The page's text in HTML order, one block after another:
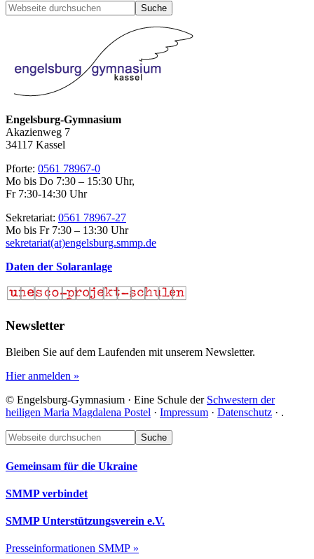
Seitenspalte
Webseite
durchsuchen
Engelsburg-Gymnasium
Akazienweg 7
34117 Kassel
Pforte: 0561 78967-0
Mo bis Do 7:30 – 15:30 Uhr,
Fr 7:30-14:30 Uhr
Sekretariat: 0561 78967-27
Mo bis Fr 7:30 – 13:30 Uhr
sekretariat(at)engelsburg.smmp.de
Daten der Solaranlage
Newsletter
Bleiben Sie auf dem Laufenden mit unserem Newsletter.
Hier anmelden »
© Engelsburg-Gymnasium · Eine Schule der Schwestern der
heiligen Maria Magdalena Postel · Impressum · Datenschutz · .
Footer
Webseite
durchsuchen
Gemeinsam für die Ukraine
SMMP verbindet
SMMP Unterstützungsverein e.V.
Presseinformationen SMMP »